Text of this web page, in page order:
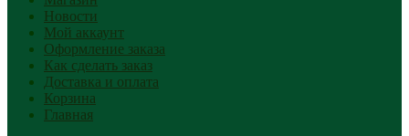
Новости
Мой аккаунт
Оформление заказа
Как сделать заказ
Доставка и оплата
Корзина
Главная